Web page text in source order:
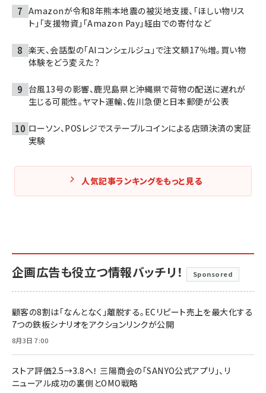
Amazonが令和8年熊本地震の被災地支援、「ほしい物リス
ト」「支援物資」「Amazon Pay」経由での寄付など
楽天、会話型の「AIコンシェルジュ」で注文額17％増。買い物
体験をどう変えた？
台風13号の影響、鹿児島県と沖縄県で荷物の配送に遅れが
生じる可能性。ヤマト運輸、佐川急便と日本郵便が公表
ローソン、POSレジでステーブルコインによる店頭決済の実証
実験
人気記事ランキングをもっと見る
企画広告も役立つ情報バッチリ！ Sponsored
顧客の8割は「なんとなく」離脱する。ECリピート売上を最大化する
7つの鉄板シナリオをアクションリンクが公開
8月3日 7:00
ストア評価2.5→3.8へ！ 三陽商会の「SANYO公式アプリ」、リ
ニューアル成功の裏側とOMO戦略